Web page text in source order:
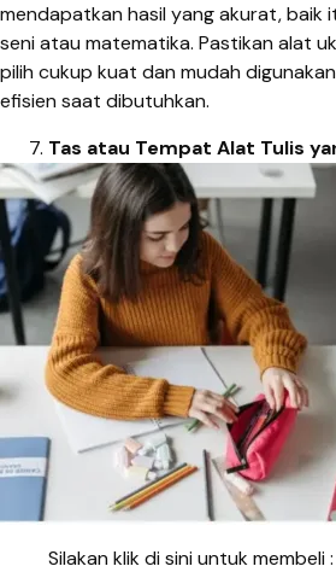
mendapatkan hasil yang akurat, baik
seni atau matematika. Pastikan alat
pilih cukup kuat dan mudah
efisien saat dibutuhkan.
Tas atau Tempat Alat Tulis
Silakan klik di sini untuk membeli :